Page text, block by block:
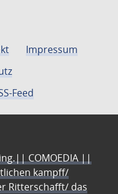
Impressum
Feed
COMOEDIA ||
kampff/
Ritterschafft/ das